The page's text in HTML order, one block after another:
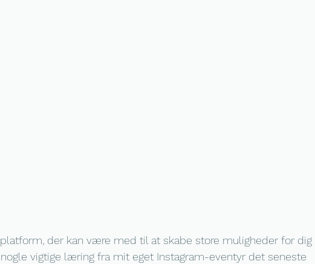
der kan være med til at skabe store muligheder for dig
vigtige læring fra mit eget Instagram-eventyr det seneste